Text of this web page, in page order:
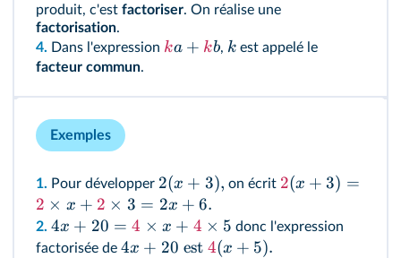
produit, c'est factoriser. On réalise une
factorisation.
4. Dans l'expression ka + kb, k est appelé le
facteur commun.
Exemples
1. Pour développer 2(x + 3), on écrit 2(x + 3) =
2 × x + 2 × 3 = 2x + 6.
2. 4x + 20 = 4 × x + 4 × 5 donc l'expression
factorisée de 4x + 20 est 4(x + 5).